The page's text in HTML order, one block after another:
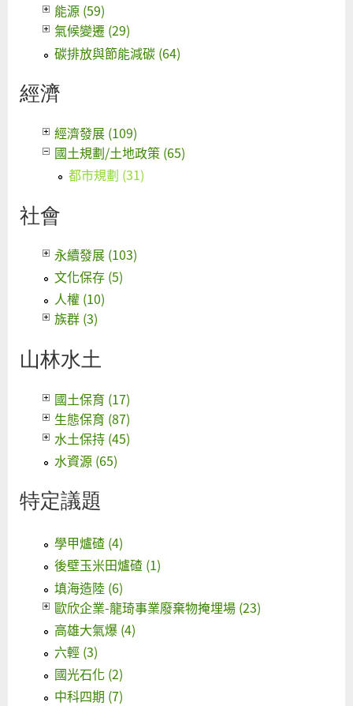
能源 (59)
氣候變遷 (29)
碳排放與節能減碳 (64)
經濟
經濟發展 (109)
國土規劃/土地政策 (65)
都市規劃 (31)
社會
永續發展 (103)
文化保存 (5)
人權 (10)
族群 (3)
山林水土
國土保育 (17)
生態保育 (87)
水土保持 (45)
水資源 (65)
特定議題
學甲爐碴 (4)
後壁玉米田爐碴 (1)
填海造陸 (6)
歐欣企業-龍琦事業廢棄物掩埋場 (23)
高雄大氣爆 (4)
六輕 (3)
國光石化 (2)
中科四期 (7)